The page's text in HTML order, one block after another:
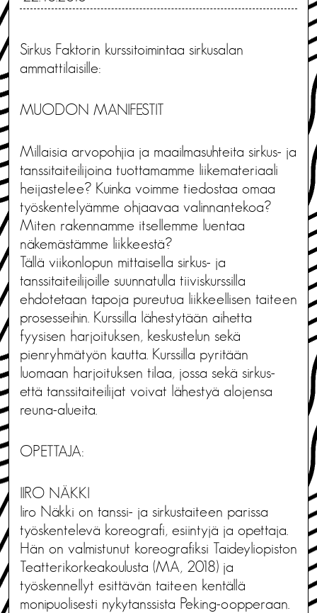
Sirkus Faktorin kurssitoimintaa sirkusalan
ammattilaisille:
MUODON MANIFESTIT
Millaisia arvopohjia ja maailmasuhteita sirkus- ja
tanssitaiteilijoina tuottamamme liikemateriaali
heijastelee? Kuinka voimme tiedostaa omaa
työskentelyämme ohjaavaa valinnantekoa?
Miten rakennamme itsellemme luentaa
näkemästämme liikkeestä?
Tällä viikonlopun mittaisella sirkus- ja
tanssitaiteilijoille suunnatulla tiiviskurssilla
ehdotetaan tapoja pureutua liikkeellisen taiteen
prosesseihin. Kurssilla lähestytään aihetta
fyysisen harjoituksen, keskustelun sekä
pienryhmätyön kautta. Kurssilla pyritään
luomaan harjoituksen tilaa, jossa sekä sirkus-
että tanssitaiteilijat voivat lähestyä alojensa
reuna-alueita.
OPETTAJA:
IIRO NÄKKI
Iiro Näkki on tanssi- ja sirkustaiteen parissa
työskentelevä koreografi, esiintyjä ja opettaja.
Hän on valmistunut koreografiksi Taideyliopiston
Teatterikorkeakoulusta (MA, 2018) ja
työskennellyt esittävän taiteen kentällä
monipuolisesti nykytanssista Peking-oopperaan.